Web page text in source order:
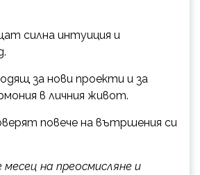
силна интуиция и
за нови проекти и за
в личния живот.
повече на вътршения си
на преосмисляне и